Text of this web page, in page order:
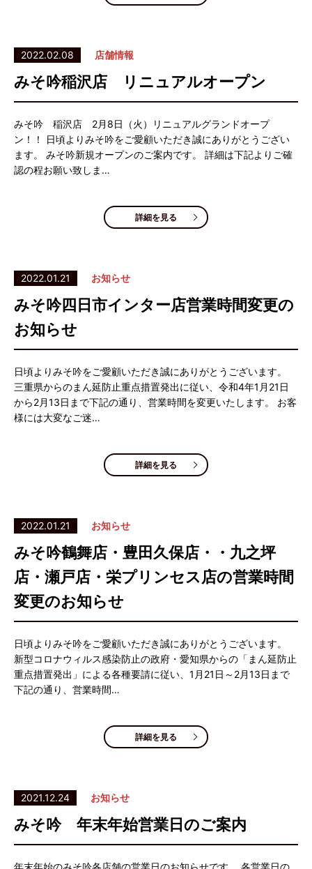
2022.02.08 店舗情報
みそ吟稲沢店 リニュアルオープン
みそ吟 稲沢店 2月8日（火）リニュアルグランドオープ
ン！！ 日頃よりみそ吟をご愛顧いただき誠にありがとうござい
ます。 みそ吟新規オープンのご案内です。 詳細は下記よりご確
認の程お願い致しま…
詳細を見る
2022.01.21 お知らせ
みそ吟四日市インター店営業時間変更の
お知らせ
日頃よりみそ吟をご愛顧いただき誠にありがとうございます。
三重県からのまん延防止重点措置発出に従い、令和4年1月21日
から2月13日まで下記の通り、営業時間を変更いたします。 お客
様には大変なご迷…
詳細を見る
2022.01.21 お知らせ
みそ吟鶴舞店・豊田久保店・・九之坪
店・瀬戸店・栄プリンセス店の営業時間
変更のお知らせ
日頃よりみそ吟をご愛顧いただき誠にありがとうございます。
新型コロナウィルス感染防止の政府・愛知県からの「まん延防止
重点措置発出」による各種要請に従い、1月21日～2月13日まで
下記の通り、営業時間…
詳細を見る
2021.12.24 お知らせ
みそ吟 年末年始営業日のご案内
年末年始のみそ吟各店舗の営業日のお知らせです。 各営業日の